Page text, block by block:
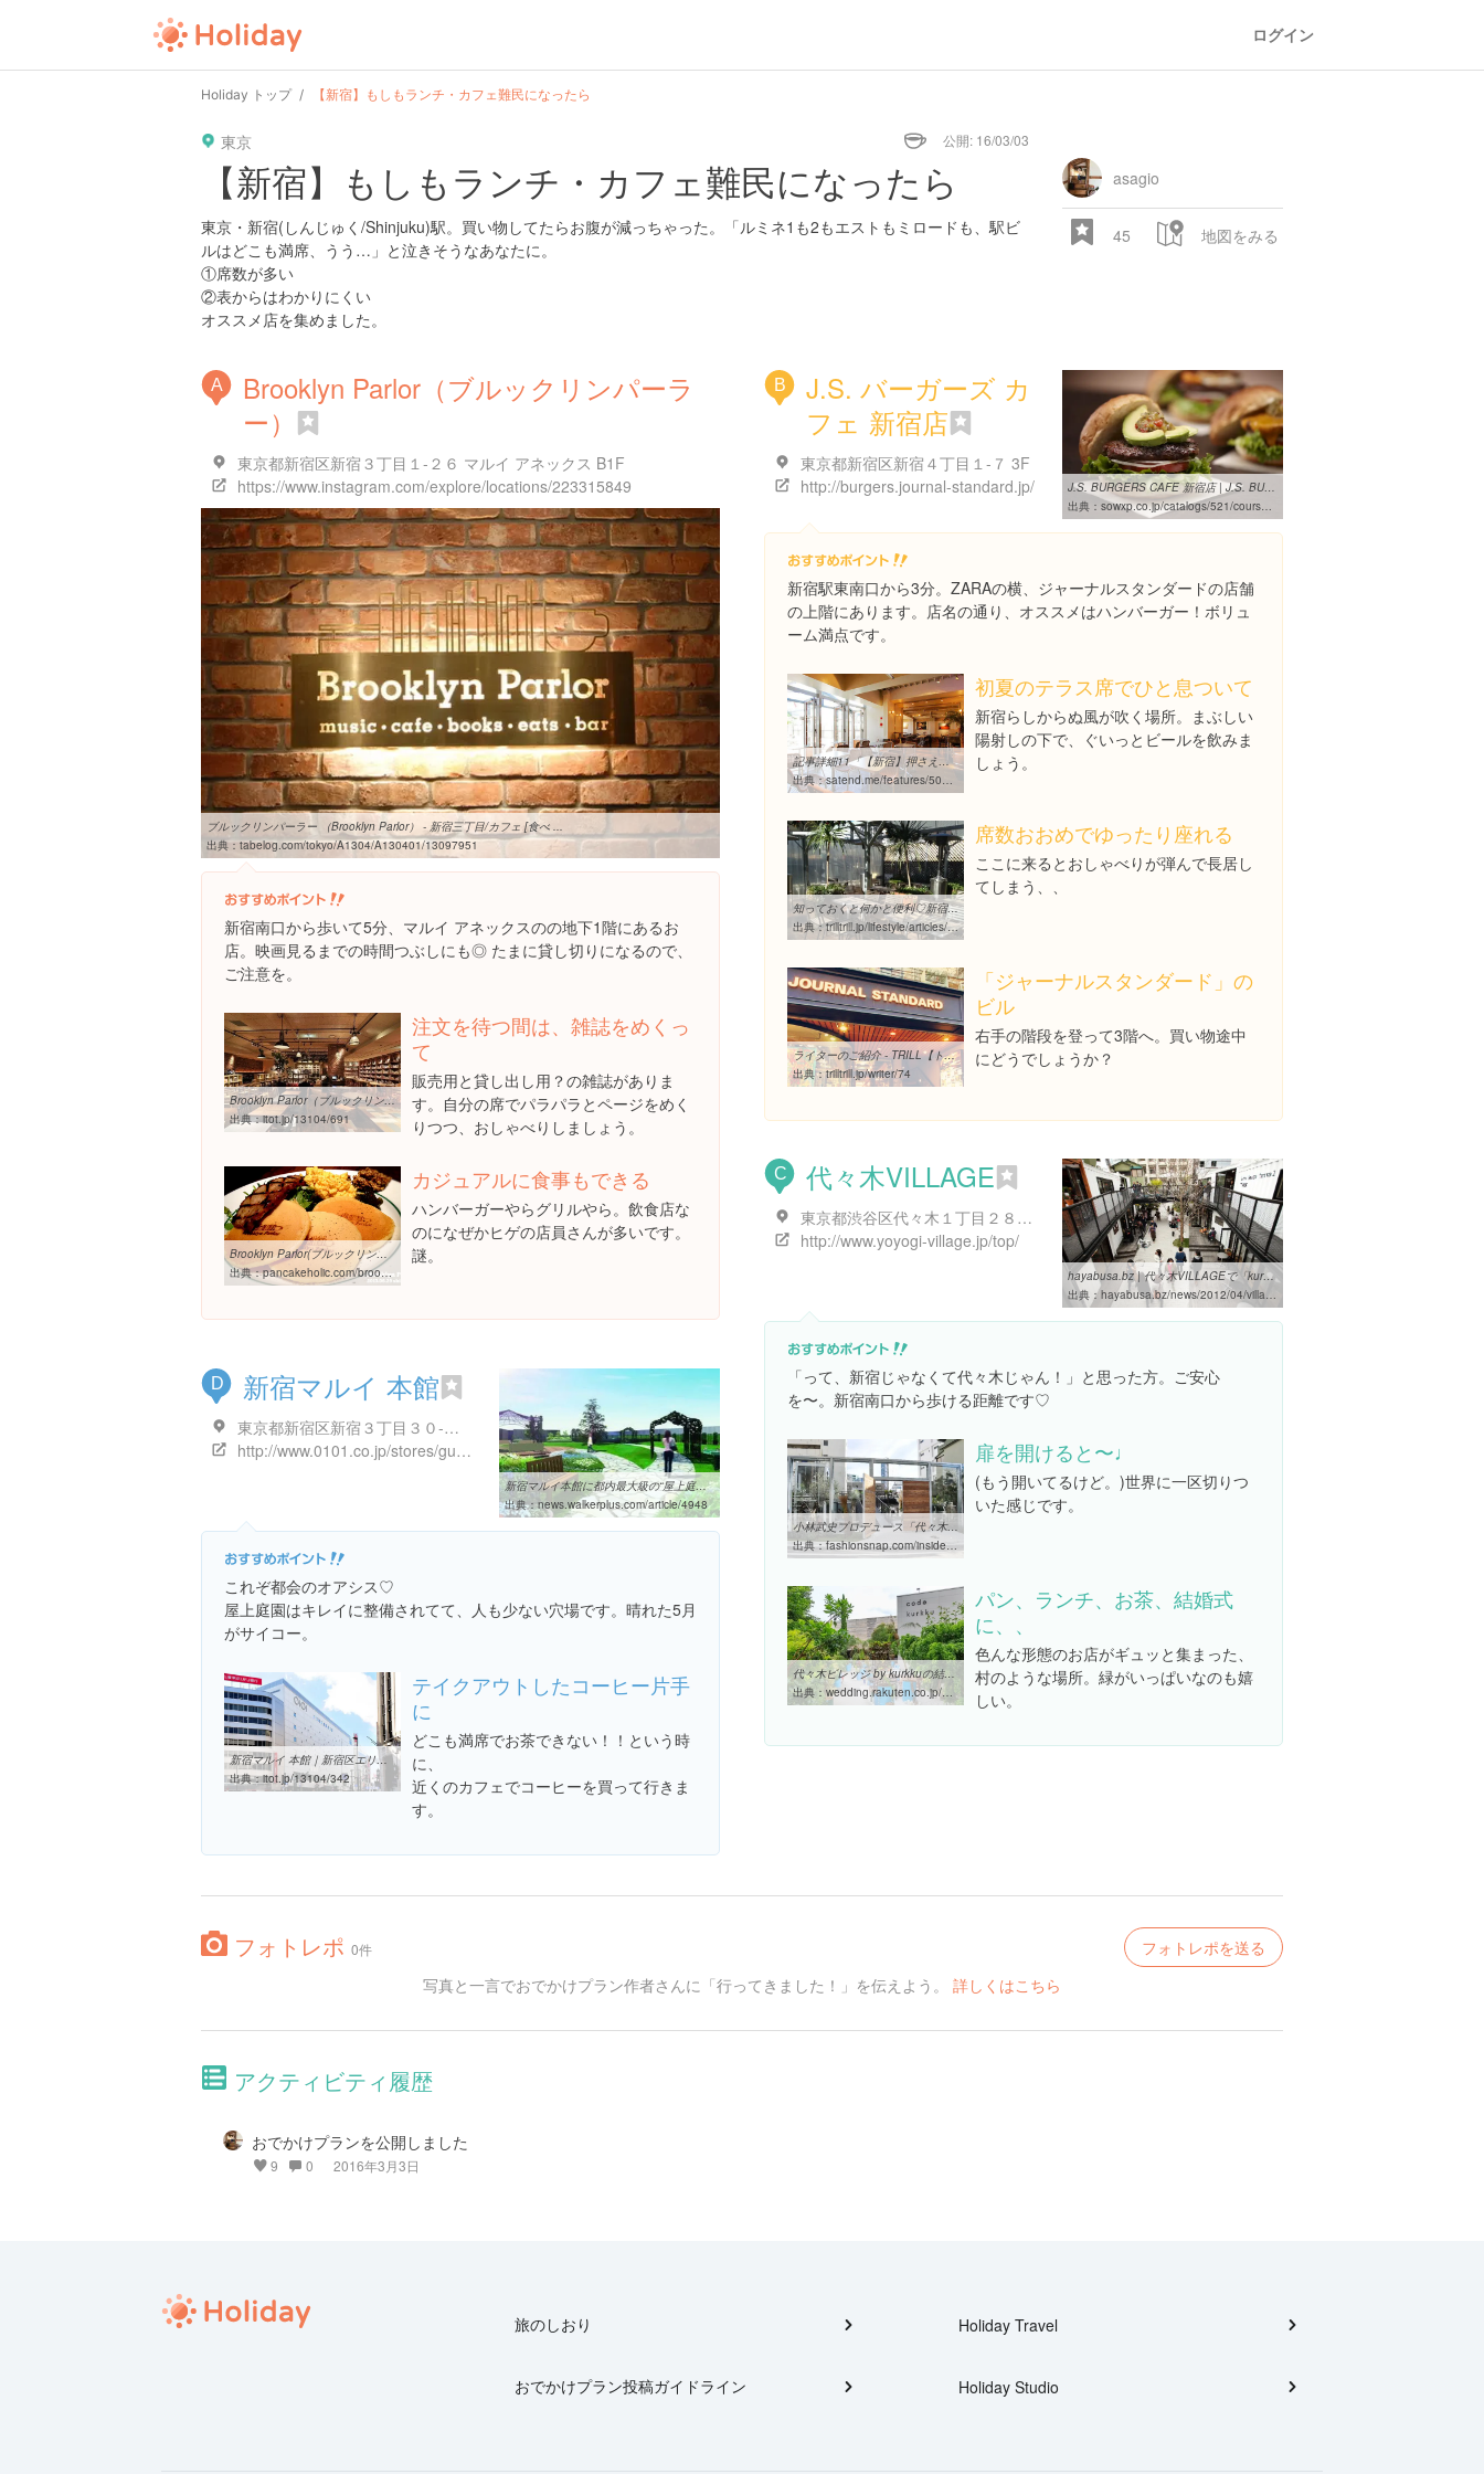
ログイン
Holiday トップ 【新宿】もしもランチ・カフェ難民になったら
東京 公開: 16/03/03
【新宿】もしもランチ・カフェ難民になったら
東京・新宿(しんじゅく/Shinjuku)駅。買い物してたらお腹が減っちゃった。「ルミネ1も2もエストもミロードも、駅ビ
ルはどこも満席、うう…」と泣きそうなあなたに。
①席数が多い
②表からはわかりにくい
オススメ店を集めました。
asagio
45 地図をみる
A
Brooklyn Parlor（ブルックリンパーラ
ー）
東京都新宿区新宿３丁目１-２６ マルイ アネックス B1F
https://www.instagram.com/explore/locations/223315849
ブルックリンパーラー （Brooklyn Parlor） - 新宿三丁目/カフェ [食べ ...
出典： tabelog.com/tokyo/A1304/A130401/13097951
新宿南口から歩いて5分、マルイ アネックスのの地下1階にあるお
店。映画見るまでの時間つぶしにも◎ たまに貸し切りになるので、
ご注意を。
Brooklyn Parlor（ブルックリンパーラー）｜新宿区エリアガイド｜住 ...
出典：itot.jp/13104/691
注文を待つ間は、雑誌をめくっ
て
販売用と貸し出し用？の雑誌がありま
す。自分の席でパラパラとページをめく
りつつ、おしゃべりしましょう。
Brooklyn Parlor(ブルックリンパーラー) | Pancake holic
出典：pancakeholic.com/brooklyn-parlor
カジュアルに食事もできる
ハンバーガーやらグリルやら。飲食店な
のになぜかヒゲの店員さんが多いです。
謎。
B
J.S. バーガーズ カ
フェ 新宿店
東京都新宿区新宿４丁目１-７ 3F
http://burgers.journal-standard.jp/
J.S. BURGERS CAFE 新宿店 | J.S. BURGERS CAFE 新宿店 | バーガー ...
出典： sowxp.co.jp/catalogs/521/courses/2978
新宿駅東南口から3分。ZARAの横、ジャーナルスタンダードの店舗
の上階にあります。店名の通り、オススメはハンバーガー！ボリュ
ーム満点です。
記事詳細11「【新宿】押さえておきたいカフェ11選＋α」（J.S. ...
出典：satend.me/features/50509c7b648a18cd78000002/50509c7b648a18cd78000009
初夏のテラス席でひと息ついて
新宿らしからぬ風が吹く場所。まぶしい
陽射しの下で、ぐいっとビールを飲みま
しょう。
知っておくと何かと便利♡新宿の穴場カフェ、駅近で広い店内が魅力の ...
出典：trilltrill.jp/lifestyle/articles/29080?mode=sp
席数おおめでゆったり座れる
ここに来るとおしゃべりが弾んで長居し
てしまう、、
ライターのご紹介 - TRILL【トリル】
出典：trilltrill.jp/writer/74
「ジャーナルスタンダード」の
ビル
右手の階段を登って3階へ。買い物途中
にどうでしょうか？
C 代々木VILLAGE
東京都渋谷区代々木１丁目２８-９
http://www.yoyogi-village.jp/top/
hayabusa.bz | 代々木VILLAGEで「kurkkuマルシェ」がスタート！！
出典：hayabusa.bz/news/2012/04/villagekurkku.php
「って、新宿じゃなくて代々木じゃん！」と思った方。ご安心
を〜。新宿南口から歩ける距離です♡
小林武史プロデュース「代々木VILLAGE by kurkku」都会のオアシス大 ...
出典：fashionsnap.com/inside/yoyogi-village-kurkku
扉を開けると〜♩
(もう開いてるけど。)世界に一区切りつ
いた感じです。
代々木ビレッジ by kurkkuの結婚式・結婚式場｜楽天ウェディング
出典： wedding.rakuten.co.jp/hall/wed1001403
パン、ランチ、お茶、結婚式
に、、
色んな形態のお店がギュッと集まった、
村のような場所。緑がいっぱいなのも嬉
しい。
D 新宿マルイ 本館
東京都新宿区新宿３丁目３０-１３
http://www.0101.co.jp/stores/guide/store980.html
新宿マルイ本館に都内最大級の“屋上庭園”誕生！ | ニュースウォーカー
出典：news.walkerplus.com/article/4948
これぞ都会のオアシス♡
屋上庭園はキレイに整備されてて、人も少ない穴場です。晴れた5月
がサイコー。
新宿マルイ 本館｜新宿区エリアガイド｜住みたい街がきっとみつかる ...
出典：itot.jp/13104/342
テイクアウトしたコーヒー片手
に
どこも満席でお茶できない！！という時
に、
近くのカフェでコーヒーを買って行きま
す。
フォトレポ 0件
フォトレポを送る
写真と一言でおでかけプラン作者さんに「行ってきました！」を伝えよう。 詳しくはこちら
アクティビティ履歴
おでかけプランを公開しました
9 0 2016年3月3日
旅のしおり
おでかけプラン投稿ガイドライン
Holiday Travel
Holiday Studio